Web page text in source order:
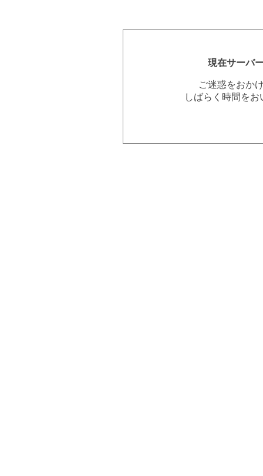
現在サーバ
ご迷惑をおか
しばらく時間を